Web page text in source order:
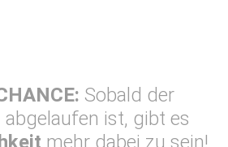
Sobald der
ist, gibt es
mehr dabei zu sein!